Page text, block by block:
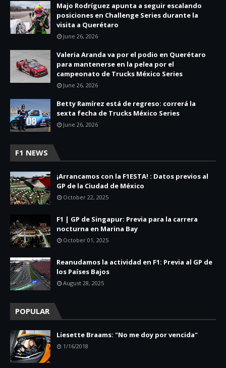
Majo Rodríguez apunta a seguir escalando
posiciones en Challenge Series durante la
visita a Querétaro
June 26, 2026
Valeria Aranda va por el podio en Querétaro
para mantenerse en la pelea por el
campeonato de Trucks México Series
June 26, 2026
Betty Ramírez está de regreso: correrá la
sexta fecha de Trucks México Series
June 26, 2026
F1 NEWS
¡Arrancamos con la F1ESTA! : Datos previos al
GP de la Ciudad de México
October 22, 2025
F1 | GP de Singapur: Previa para la carrera
nocturna en Marina Bay
October 01, 2025
Reanudamos la actividad en F1: Previa al GP de
los Países Bajos
August 28, 2025
POPULAR
Liesette Braams: "No me doy por vencida"
1/16/2018